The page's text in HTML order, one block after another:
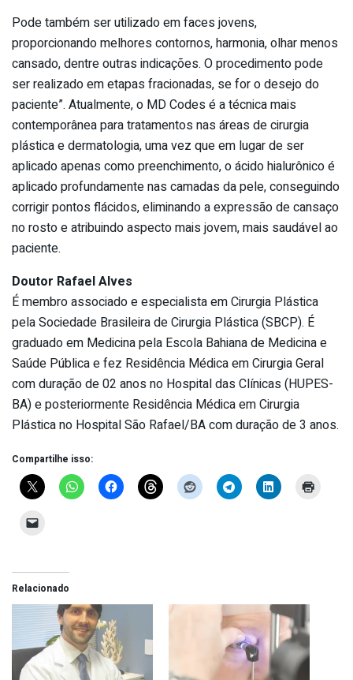
Pode também ser utilizado em faces jovens,
proporcionando melhores contornos, harmonia, olhar menos
cansado, dentre outras indicações. O procedimento pode
ser realizado em etapas fracionadas, se for o desejo do
paciente”. Atualmente, o MD Codes é a técnica mais
contemporânea para tratamentos nas áreas de cirurgia
plástica e dermatologia, uma vez que em lugar de ser
aplicado apenas como preenchimento, o ácido hialurônico é
aplicado profundamente nas camadas da pele, conseguindo
corrigir pontos flácidos, eliminando a expressão de cansaço
no rosto e atribuindo aspecto mais jovem, mais saudável ao
paciente.
Doutor Rafael Alves
É membro associado e especialista em Cirurgia Plástica
pela Sociedade Brasileira de Cirurgia Plástica (SBCP). É
graduado em Medicina pela Escola Bahiana de Medicina e
Saúde Pública e fez Residência Médica em Cirurgia Geral
com duração de 02 anos no Hospital das Clínicas (HUPES-
BA) e posteriormente Residência Médica em Cirurgia
Plástica no Hospital São Rafael/BA com duração de 3 anos.
Compartilhe isso:
Relacionado